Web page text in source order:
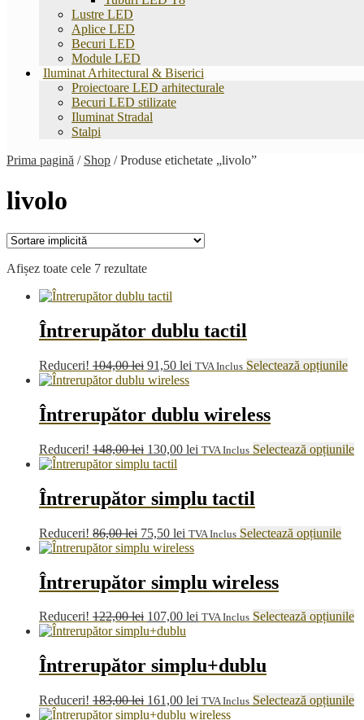
Lustre LED
Aplice LED
Becuri LED
Module LED
Iluminat Arhitectural & Biserici
Proiectoare LED arhitecturale
Becuri LED stilizate
Iluminat Stradal
Stalpi
Prima pagină / Shop /Produse etichetate „livolo”
livolo
Afișez toate cele 7 rezultate
Întrerupător dublu tactil
Reduceri! 104,00lei Prețul
inițial
fost:
104,00 lei.
91,50 lei Prețul
91,50 lei.
TVA Inclus Selectează opțiunile
Întrerupător dublu wireless
Reduceri! 148,00lei Prețul
inițial
fost:
148,00 lei.
130,00 lei Prețul
130,00 lei.
TVA Inclus Selectează opțiunile
Întrerupător simplu tactil
Reduceri! 86,00lei Prețul
inițial
fost:
86,00 lei.
75,50 lei Prețul
curent
75,50 lei.
TVA Inclus Selectează opțiunileAcest
Întrerupător simplu wireless
Reduceri! 122,00lei Prețul
inițial
fost:
122,00 lei.
107,00 lei Prețul
107,00 lei.
TVA Inclus Selectează opțiunile
Întrerupător simplu+dublu
Reduceri! 183,00lei Prețul
inițial
161,00 lei Prețul
curent
TVA Inclus Selectează opțiunile